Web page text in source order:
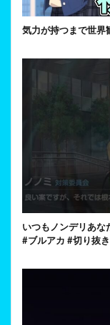
気力が持つまで世界
いつもノンデリあ
#ブルアカ #切り抜き